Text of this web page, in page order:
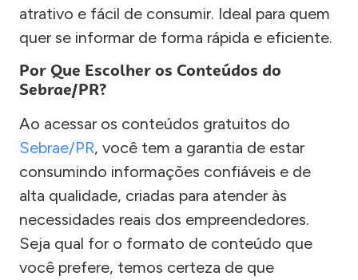
atrativo e fácil de consumir. Ideal para quem
quer se informar de forma rápida e eficiente.
Por Que Escolher os Conteúdos do
Sebrae/PR?
Ao acessar os conteúdos gratuitos do
Sebrae/PR, você tem a garantia de estar
consumindo informações confiáveis e de
alta qualidade, criadas para atender às
necessidades reais dos empreendedores.
Seja qual for o formato de conteúdo que
você prefere, temos certeza de que